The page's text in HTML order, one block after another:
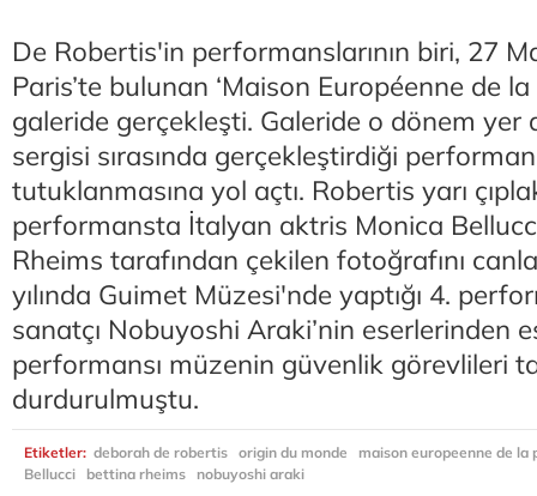
De Robertis'in performanslarının biri, 27
Paris’te bulunan ‘Maison Européenne de
galeride gerçekleşti. Galeride o dönem yer
sergisi sırasında gerçekleştirdiği
tutuklanmasına yol açtı. Robertis yarı
performansta İtalyan aktris Monica
Rheims tarafından çekilen fotoğrafını
yılında Guimet Müzesi'nde yaptığı 4.
sanatçı Nobuyoshi Araki’nin eserlerinden
performansı müzenin güvenlik görevlileri
durdurulmuştu.
Etiketler: deborah de robertis origin du monde
maison europeenne de la
Bellucci
bettina rheims nobuyoshi araki